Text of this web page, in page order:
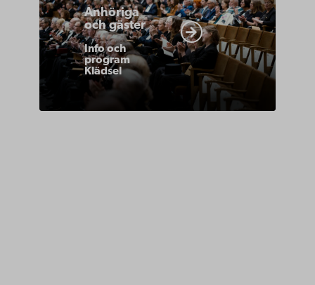
Anhöriga
och gäster
Info och
program
Klädsel
traditioner/promotion-
anhoriga-
gaster/